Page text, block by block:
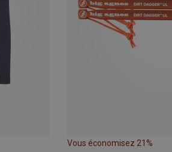
Vous économisez 21%